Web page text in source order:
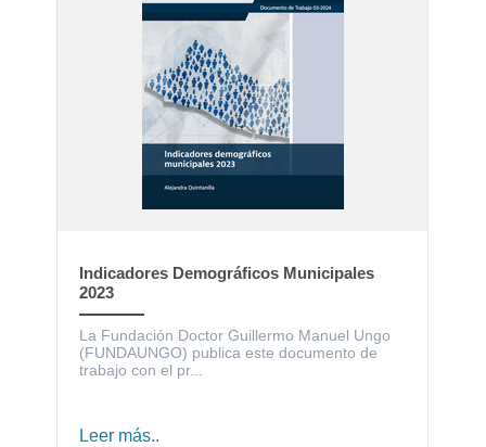
Indicadores Demográficos Municipales
2023
La Fundación Doctor Guillermo Manuel Ungo
(FUNDAUNGO) publica este documento de
trabajo con el pr...
Leer más..